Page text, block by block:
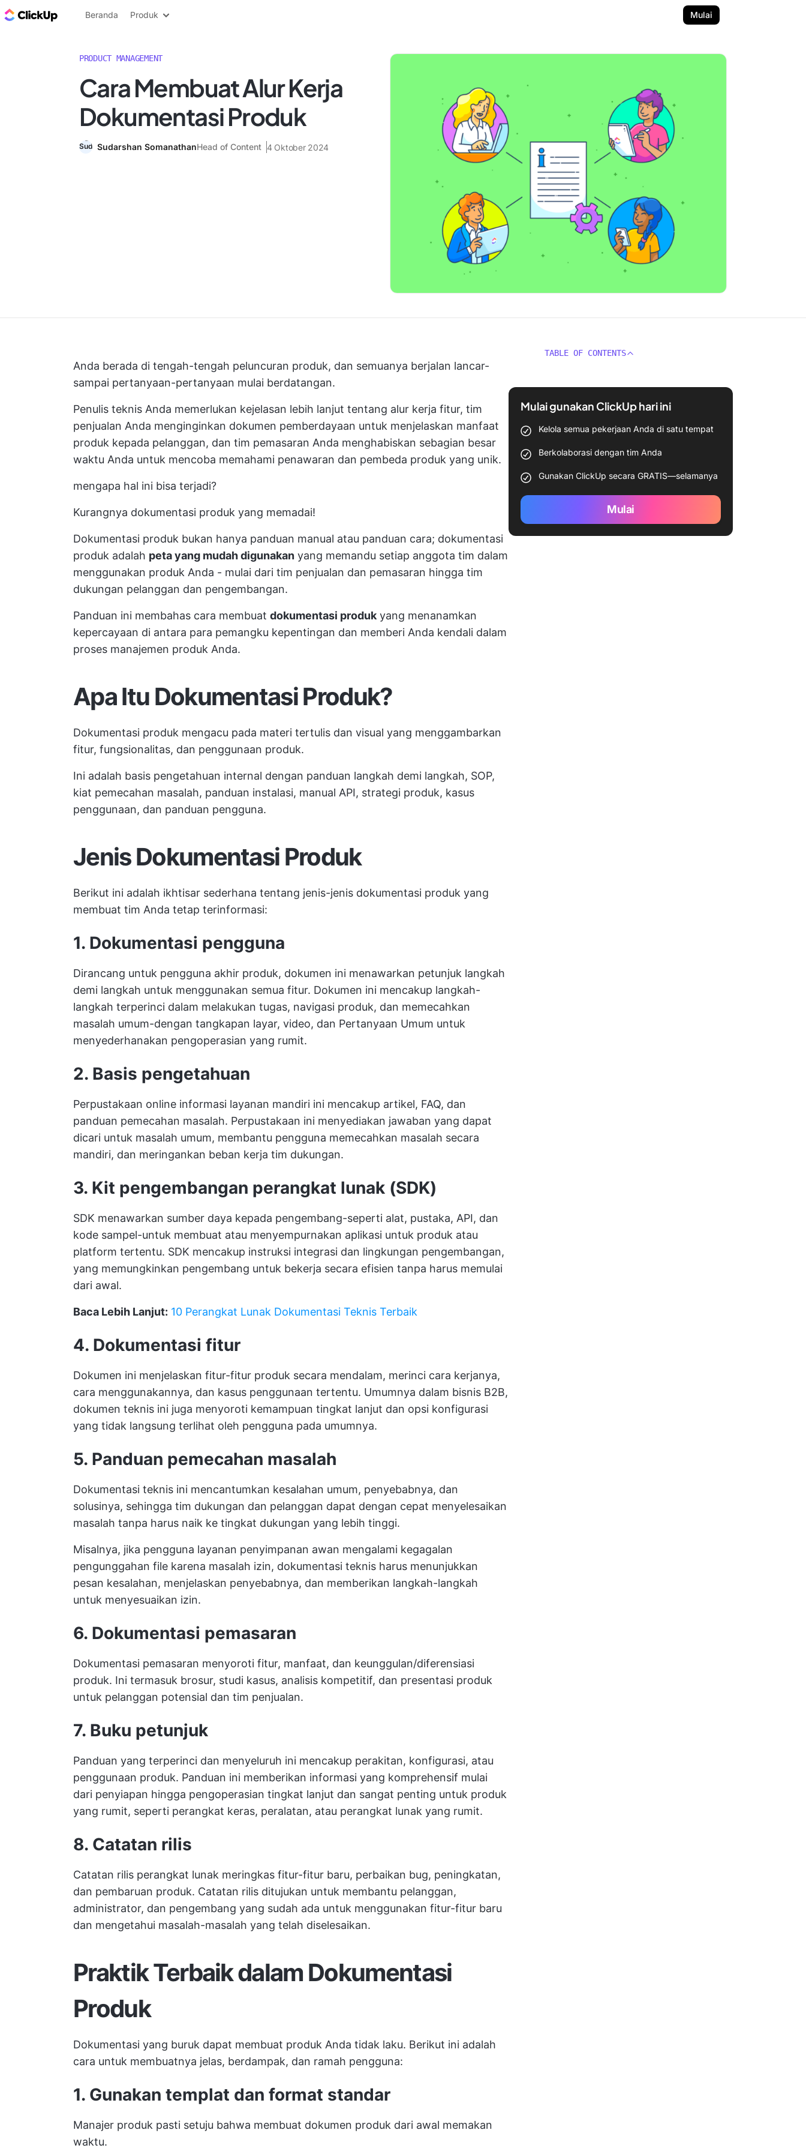
Blog ClickUp
Beranda Produk Mulai
PRODUCT MANAGEMENT
Cara Membuat Alur Kerja
Dokumentasi Produk
Sudarshan SomanathanHead of Content 4 Oktober 2024
Anda berada di tengah-tengah peluncuran produk, dan semuanya berjalan lancar-
sampai pertanyaan-pertanyaan mulai berdatangan.
Penulis teknis Anda memerlukan kejelasan lebih lanjut tentang alur kerja fitur, tim
penjualan Anda menginginkan dokumen pemberdayaan untuk menjelaskan manfaat
produk kepada pelanggan, dan tim pemasaran Anda menghabiskan sebagian besar
waktu Anda untuk mencoba memahami penawaran dan pembeda produk yang unik.
mengapa hal ini bisa terjadi?
Kurangnya dokumentasi produk yang memadai!
Dokumentasi produk bukan hanya panduan manual atau panduan cara; dokumentasi
produk adalah peta yang mudah digunakan yang memandu setiap anggota tim dalam
menggunakan produk Anda - mulai dari tim penjualan dan pemasaran hingga tim
dukungan pelanggan dan pengembangan.
Panduan ini membahas cara membuat dokumentasi produk yang menanamkan
kepercayaan di antara para pemangku kepentingan dan memberi Anda kendali dalam
proses manajemen produk Anda.
Apa Itu Dokumentasi Produk?
Dokumentasi produk mengacu pada materi tertulis dan visual yang menggambarkan
fitur, fungsionalitas, dan penggunaan produk.
Ini adalah basis pengetahuan internal dengan panduan langkah demi langkah, SOP,
kiat pemecahan masalah, panduan instalasi, manual API, strategi produk, kasus
penggunaan, dan panduan pengguna.
Jenis Dokumentasi Produk
Berikut ini adalah ikhtisar sederhana tentang jenis-jenis dokumentasi produk yang
membuat tim Anda tetap terinformasi:
1. Dokumentasi pengguna
Dirancang untuk pengguna akhir produk, dokumen ini menawarkan petunjuk langkah
demi langkah untuk menggunakan semua fitur. Dokumen ini mencakup langkah-
langkah terperinci dalam melakukan tugas, navigasi produk, dan memecahkan
masalah umum-dengan tangkapan layar, video, dan Pertanyaan Umum untuk
menyederhanakan pengoperasian yang rumit.
2. Basis pengetahuan
Perpustakaan online informasi layanan mandiri ini mencakup artikel, FAQ, dan
panduan pemecahan masalah. Perpustakaan ini menyediakan jawaban yang dapat
dicari untuk masalah umum, membantu pengguna memecahkan masalah secara
mandiri, dan meringankan beban kerja tim dukungan.
3. Kit pengembangan perangkat lunak (SDK)
SDK menawarkan sumber daya kepada pengembang-seperti alat, pustaka, API, dan
kode sampel-untuk membuat atau menyempurnakan aplikasi untuk produk atau
platform tertentu. SDK mencakup instruksi integrasi dan lingkungan pengembangan,
yang memungkinkan pengembang untuk bekerja secara efisien tanpa harus memulai
dari awal.
Baca Lebih Lanjut: 10 Perangkat Lunak Dokumentasi Teknis Terbaik
4. Dokumentasi fitur
Dokumen ini menjelaskan fitur-fitur produk secara mendalam, merinci cara kerjanya,
cara menggunakannya, dan kasus penggunaan tertentu. Umumnya dalam bisnis B2B,
dokumen teknis ini juga menyoroti kemampuan tingkat lanjut dan opsi konfigurasi
yang tidak langsung terlihat oleh pengguna pada umumnya.
5. Panduan pemecahan masalah
Dokumentasi teknis ini mencantumkan kesalahan umum, penyebabnya, dan
solusinya, sehingga tim dukungan dan pelanggan dapat dengan cepat menyelesaikan
masalah tanpa harus naik ke tingkat dukungan yang lebih tinggi.
Misalnya, jika pengguna layanan penyimpanan awan mengalami kegagalan
pengunggahan file karena masalah izin, dokumentasi teknis harus menunjukkan
pesan kesalahan, menjelaskan penyebabnya, dan memberikan langkah-langkah
untuk menyesuaikan izin.
6. Dokumentasi pemasaran
Dokumentasi pemasaran menyoroti fitur, manfaat, dan keunggulan/diferensiasi
produk. Ini termasuk brosur, studi kasus, analisis kompetitif, dan presentasi produk
untuk pelanggan potensial dan tim penjualan.
7. Buku petunjuk
Panduan yang terperinci dan menyeluruh ini mencakup perakitan, konfigurasi, atau
penggunaan produk. Panduan ini memberikan informasi yang komprehensif mulai
dari penyiapan hingga pengoperasian tingkat lanjut dan sangat penting untuk produk
yang rumit, seperti perangkat keras, peralatan, atau perangkat lunak yang rumit.
8. Catatan rilis
Catatan rilis perangkat lunak meringkas fitur-fitur baru, perbaikan bug, peningkatan,
dan pembaruan produk. Catatan rilis ditujukan untuk membantu pelanggan,
administrator, dan pengembang yang sudah ada untuk menggunakan fitur-fitur baru
dan mengetahui masalah-masalah yang telah diselesaikan.
Praktik Terbaik dalam Dokumentasi
Produk
Dokumentasi yang buruk dapat membuat produk Anda tidak laku. Berikut ini adalah
cara untuk membuatnya jelas, berdampak, dan ramah pengguna:
1. Gunakan templat dan format standar
Manajer produk pasti setuju bahwa membuat dokumen produk dari awal memakan
waktu.
TABLE OF CONTENTS
Mulai gunakan ClickUp hari ini
Kelola semua pekerjaan Anda di satu tempat
Berkolaborasi dengan tim Anda
Gunakan ClickUp secara GRATIS—selamanya
Mulai